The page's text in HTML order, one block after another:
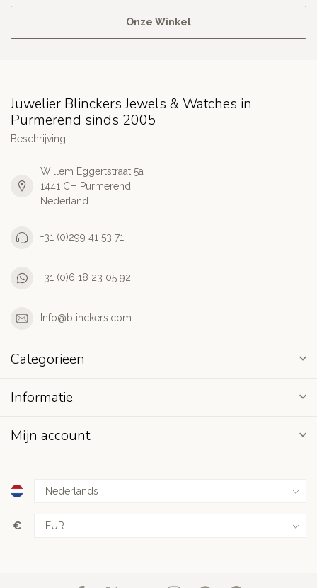
Onze Winkel
Juwelier Blinckers Jewels & Watches in
Purmerend sinds 2005
Beschrijving
Willem Eggertstraat 5a
1441 CH Purmerend
Nederland
+31 (0)299 41 53 71
+31 (0)6 18 23 05 92
Info@blinckers.com
Categorieën
Informatie
Mijn account
€